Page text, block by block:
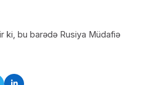
ki, bu barədə Rusiya Müdafiə